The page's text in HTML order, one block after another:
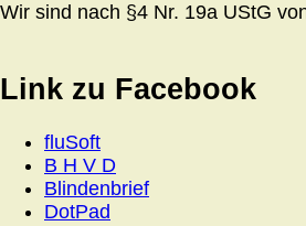
Wir sind nach §4 Nr. 19a UStG
Link zu Facebook
fluSoft
B H V D
Blindenbrief
DotPad